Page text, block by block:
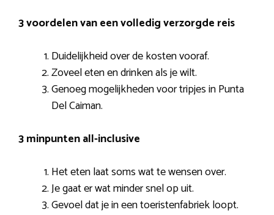
3 voordelen van een volledig verzorgde reis
Duidelijkheid over de kosten vooraf.
Zoveel eten en drinken als je wilt.
Genoeg mogelijkheden voor tripjes in Punta
Del Caiman.
3 minpunten all-inclusive
Het eten laat soms wat te wensen over.
Je gaat er wat minder snel op uit.
Gevoel dat je in een toeristenfabriek loopt.